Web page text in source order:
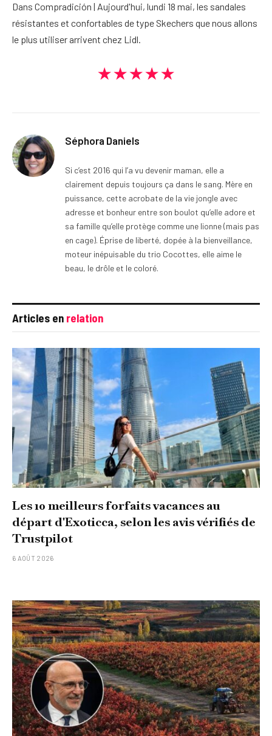
Dans Compradición | Aujourd'hui, lundi 18 mai, les sandales
résistantes et confortables de type Skechers que nous allons
le plus utiliser arrivent chez Lidl.
★★★★★
Séphora Daniels
Si c’est 2016 qui l’a vu devenir maman, elle a
clairement depuis toujours ça dans le sang. Mère en
puissance, cette acrobate de la vie jongle avec
adresse et bonheur entre son boulot qu’elle adore et
sa famille qu’elle protège comme une lionne (mais pas
en cage). Éprise de liberté, dopée à la bienveillance,
moteur inépuisable du trio Cocottes, elle aime le
beau, le drôle et le coloré.
Articles en relation
Les 10 meilleurs forfaits vacances au
départ d'Exoticca, selon les avis vérifiés de
Trustpilot
6 AOÛT 2026